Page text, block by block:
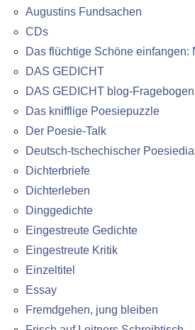
Augustins Fundsachen
CDs
Das flüchtige Schöne einfangen:
DAS GEDICHT
DAS GEDICHT blog-Fragebogen
Das knifflige Poesiepuzzle
Der Poesie-Talk
Deutsch-tschechischer
Dichterbriefe
Dichterleben
Dinggedichte
Eingestreute Gedichte
Eingestreute Kritik
Einzeltitel
Essay
Fremdgehen, jung bleiben